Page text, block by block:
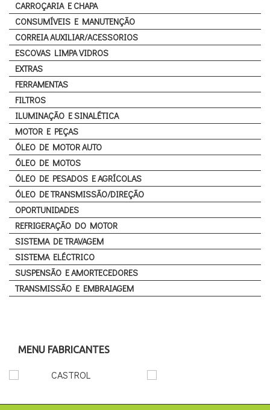
CARROÇARIA E CHAPA
CONSUMÍVEIS E MANUTENÇÃO
CORREIA AUXILIAR/ACESSORIOS
ESCOVAS LIMPA VIDROS
EXTRAS
FERRAMENTAS
FILTROS
ILUMINAÇÃO E SINALÉTICA
MOTOR E PEÇAS
ÓLEO DE MOTOR AUTO
ÓLEO DE MOTOS
ÓLEO DE PESADOS E AGRÍCOLAS
ÓLEO DE TRANSMISSÃO/DIREÇÃO
OPORTUNIDADES
REFRIGERAÇÃO DO MOTOR
SISTEMA DE TRAVAGEM
SISTEMA ELÉCTRICO
SUSPENSÃO E AMORTECEDORES
TRANSMISSÃO E EMBRAIAGEM
MENU FABRICANTES